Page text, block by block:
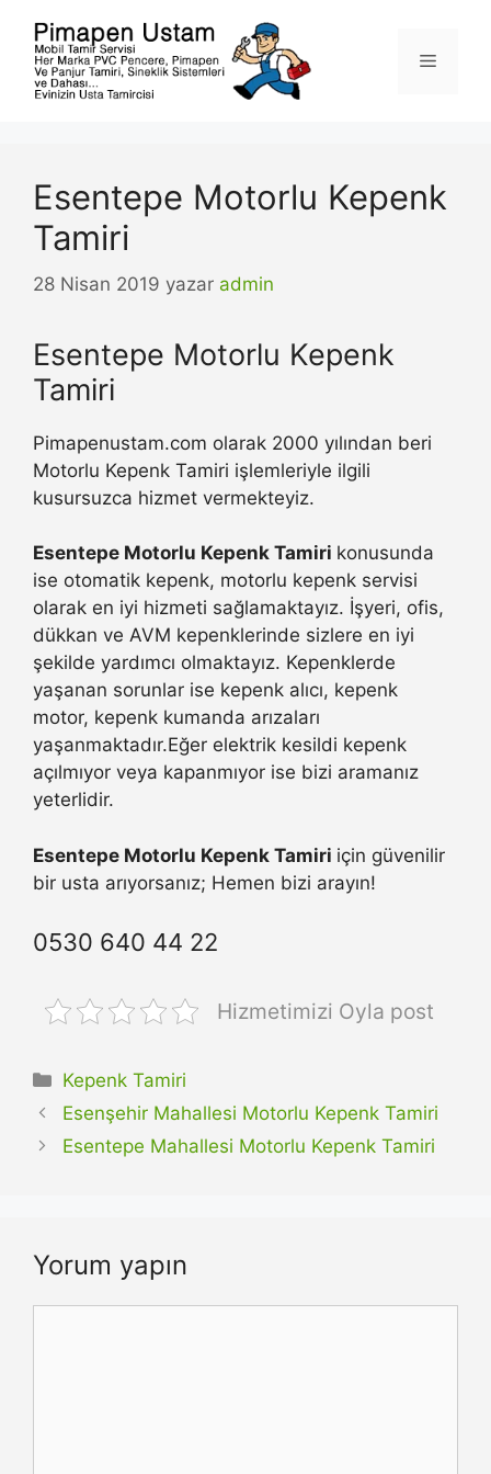
Menü
Esentepe Motorlu Kepenk
Tamiri
28 Nisan 2019 yazar admin
Esentepe Motorlu Kepenk
Tamiri
Pimapenustam.com olarak 2000 yılından beri
Motorlu Kepenk Tamiri işlemleriyle ilgili
kusursuzca hizmet vermekteyiz.
Esentepe Motorlu Kepenk Tamiri konusunda
ise otomatik kepenk, motorlu kepenk servisi
olarak en iyi hizmeti sağlamaktayız. İşyeri, ofis,
dükkan ve AVM kepenklerinde sizlere en iyi
şekilde yardımcı olmaktayız. Kepenklerde
yaşanan sorunlar ise kepenk alıcı, kepenk
motor, kepenk kumanda arızaları
yaşanmaktadır.Eğer elektrik kesildi kepenk
açılmıyor veya kapanmıyor ise bizi aramanız
yeterlidir.
Esentepe Motorlu Kepenk Tamiri için güvenilir
bir usta arıyorsanız; Hemen bizi arayın!
0530 640 44 22
Hizmetimizi Oyla post
Kategoriler
Kepenk Tamiri
Esenşehir Mahallesi Motorlu Kepenk Tamiri
Esentepe Mahallesi Motorlu Kepenk Tamiri
Yorum yapın